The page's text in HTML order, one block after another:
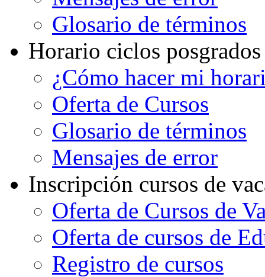
Glosario de términos
Horario ciclos posgrados
¿Cómo hacer mi
Oferta de Cursos
Glosario de términos
Mensajes de error
Inscripción cursos de
Oferta de Cursos de
Oferta de cursos de
Registro de cursos